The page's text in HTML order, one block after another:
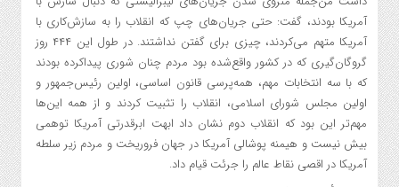
آمریکا بودند، گفت: حتی جریان‌های چپ که انقلاب را به سازش‌کاری با
آمریکا متهم می‌کردند، چیزی برای گفتن نداشتند. در طول این ۴۴۴ روز
گروگان‌گیری که در کشور واقع‌شده بود مردم چنان شوری پیداکرده بودند
که با سه انتخابات مهم، همه‌پرسی قانون اساسی، اولین رئیس‌جمهور و
اولین مجلس شورای اسلامی، انقلاب را تثبیت کردند و از همه این‌ها
مهم‌تر این بود که انقلاب دوم نشان داد ابهت ابرقدرتی آمریکا توهمی
بیش نیست و هیمنه پوشالی آمریکا در جهان فروریخت و مردم زیر سلطه
آمریکا در اقصی نقاط عالم را جرئت قیام داد.